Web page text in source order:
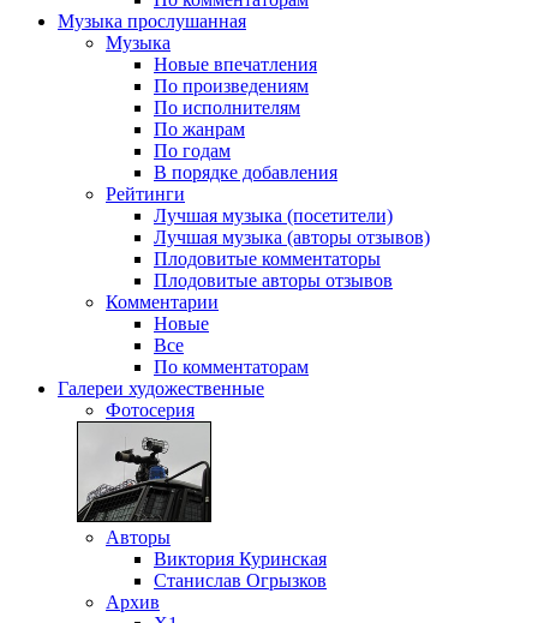
Музыка прослушанная
Музыка
Новые впечатления
По произведениям
По исполнителям
По жанрам
По годам
В порядке добавления
Рейтинги
Лучшая музыка (посетители)
Лучшая музыка (авторы отзывов)
Плодовитые комментаторы
Плодовитые авторы отзывов
Комментарии
Новые
Все
По комментаторам
Галереи художественные
Фотосерия
Авторы
Виктория Куринская
Станислав Огрызков
Архив